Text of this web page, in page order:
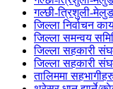
गल्छी-त्रिशुली-
जिल्ला निर्वाचन
जिल्ला समन्वय
जिल्ला सहकारी
जिल्ला सहकारी
तालिममा